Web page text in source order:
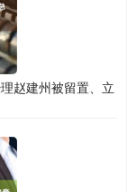
赵建州被留置、立